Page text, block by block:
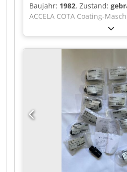
Baujahr: 1982, Zustand:
ACCELA COTA Coating-
Zoll) Diese hochwertige
konzipiert für ein breites
Produktionschargen von
großen Volumina, bietet
Kombination aus hoch
Beschichtungsprozess und
Kapitalrendite. Innovative,
fundierte Entwicklungen in
Schlüsselbereichen
Sprühtechnologie,
Steuerungstechnik
XLTMCota eine äußerst
einen streng kontrollierten
die Produktion von